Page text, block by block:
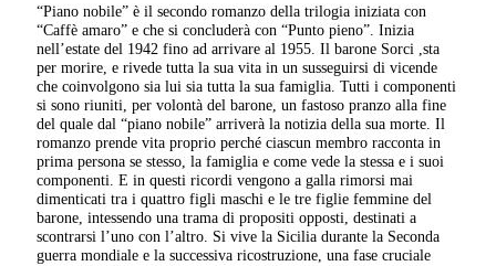
“Piano nobile” è il secondo romanzo della trilogia iniziata con
“Caffè amaro” e che si concluderà con “Punto pieno”. Inizia
nell’estate del 1942 fino ad arrivare al 1955. Il barone Sorci ,sta
per morire, e rivede tutta la sua vita in un susseguirsi di vicende
che coinvolgono sia lui sia tutta la sua famiglia. Tutti i componenti
si sono riuniti, per volontà del barone, un fastoso pranzo alla fine
del quale dal “piano nobile” arriverà la notizia della sua morte. Il
romanzo prende vita proprio perché ciascun membro racconta in
prima persona se stesso, la famiglia e come vede la stessa e i suoi
componenti. E in questi ricordi vengono a galla rimorsi mai
dimenticati tra i quattro figli maschi e le tre figlie femmine del
barone, intessendo una trama di propositi opposti, destinati a
scontrarsi l’uno con l’altro. Si vive la Sicilia durante la Seconda
guerra mondiale e la successiva ricostruzione, una fase cruciale